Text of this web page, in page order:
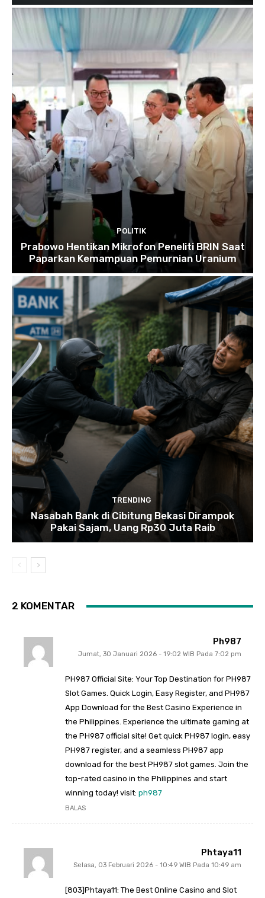
POLITIK
Prabowo Hentikan Mikrofon Peneliti BRIN Saat
Paparkan Kemampuan Pemurnian Uranium
TRENDING
Nasabah Bank di Cibitung Bekasi Dirampok
Pakai Sajam, Uang Rp30 Juta Raib
2 KOMENTAR
Ph987
Jumat, 30 Januari 2026 - 19:02 WIB Pada 7:02 pm
PH987 Official Site: Your Top Destination for PH987
Slot Games. Quick Login, Easy Register, and PH987
App Download for the Best Casino Experience in
the Philippines. Experience the ultimate gaming at
the PH987 official site! Get quick PH987 login, easy
PH987 register, and a seamless PH987 app
download for the best PH987 slot games. Join the
top-rated casino in the Philippines and start
winning today! visit: ph987
BALAS
Phtaya11
Selasa, 03 Februari 2026 - 10:49 WIB Pada 10:49 am
[803]Phtaya11: The Best Online Casino and Slot